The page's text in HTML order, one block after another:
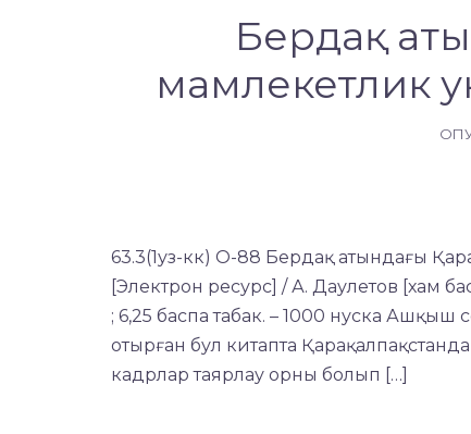
Бердақ
мамлекетлик
63.3(1уз-кк) О-88 Бердақ атындағы
[Электрон ресурс] / А. Даулетов [хам
; 6,25 баспа табак. – 1000 нуска
отырған бул китапта
кадрлар таярлау орны болып […]